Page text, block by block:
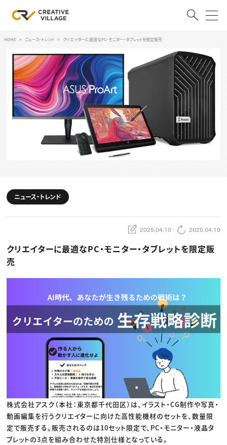
ログイン 会員登録
RECRUIT
クリエイター求人を探す
CREATIVE JOB求人検索
特集求人
スキルアップしたい！
スキルアップしたい！ トップ
プログラミング
マーケティング
ディレクション
業界解説・キャリア事情
お役立ち基礎知識
TOP Creator’s コラム
アプリクリエイター
ゲームクリエイター
映像クリエイター
クリエイターインタビュー
ニュース・トレンド
ゲーム・エンタメ
広告
出版
CREATIVE VILLAGEからのお知らせ
プロフェッショナル×つながる×メディア
HOME ニュース・トレンド クリエイターに最適なPC・モニター・タブレットを限定販売
ニュース・トレンド
2025.04.10 2025.04.10
クリエイターに最適なPC・モニター・タブレットを限定販
売
株式会社アスク（本社：東京都千代田区）は、イラスト・CG制作や写真・
動画編集を行うクリエイターに向けた高性能機材のセットを、数量限
定で販売する。販売されるのは10セット限定で、PC・モニター・液晶タ
ブレットの3点を組み合わせた特別仕様となっている。